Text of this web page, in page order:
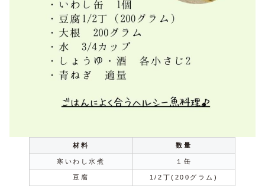
材料 数量
寒いわし水煮 １缶
豆腐 1/2丁(200グラム)